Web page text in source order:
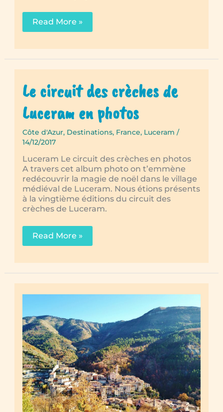
50
voyages
rêve
en
France
Read More »
Le circuit des crèches de
Luceram en photos
Côte d'Azur, Destinations, France, Luceram /
14/12/2017
Luceram Le circuit des crèches en photos
A travers cet album photo on t’emmène
redécouvrir la magie de noël dans le village
médiéval de Luceram. Nous étions présents
à la vingtième éditions du circuit des
crèches de Luceram.
Le
circuit
crèches
de
Luceram
en
Read More »